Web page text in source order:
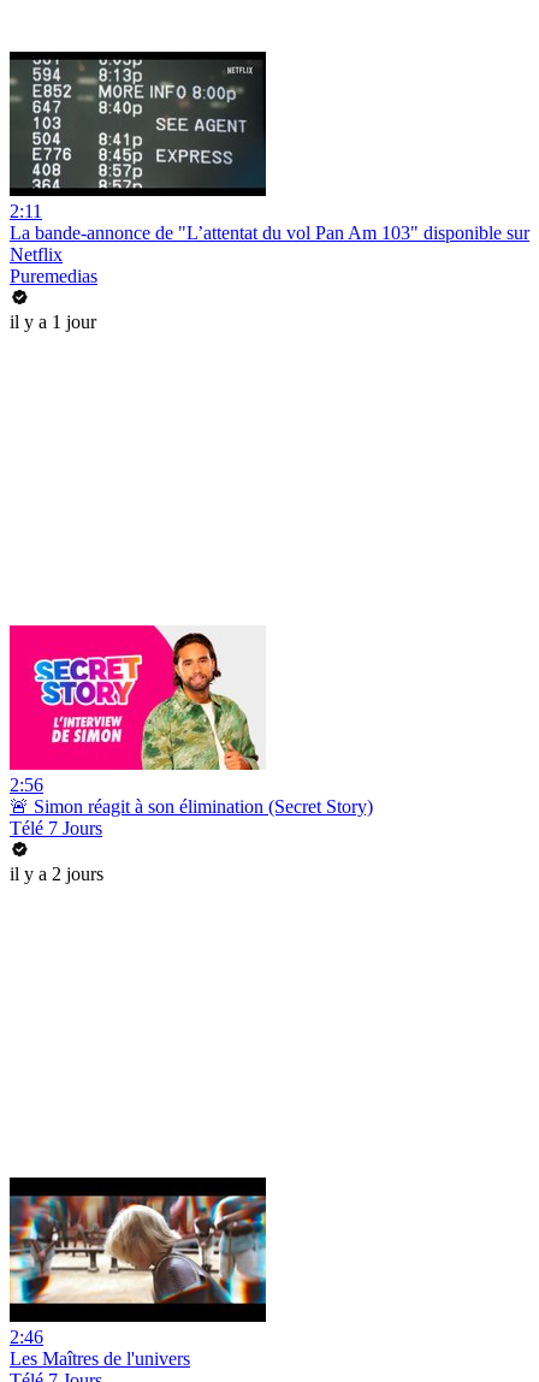
2:11
La bande-annonce de "L’attentat du vol Pan Am 103" disponible sur
Netflix
Puremedias
il y a 1 jour
2:56
🚨 Simon réagit à son élimination (Secret Story)
Télé 7 Jours
il y a 2 jours
2:46
Les Maîtres de l'univers